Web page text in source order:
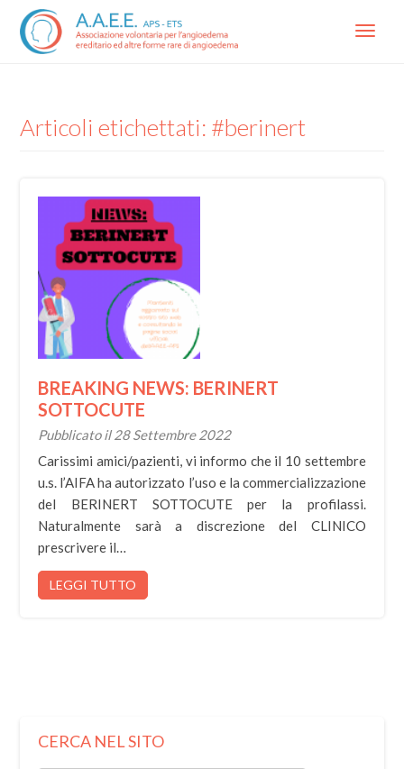
Menu
Articoli etichettati: #berinert
BREAKING NEWS: BERINERT
SOTTOCUTE
Pubblicato il 28 Settembre 2022
Carissimi amici/pazienti, vi informo che il 10 settembre
u.s. l’AIFA ha autorizzato l’uso e la commercializzazione
del BERINERT SOTTOCUTE per la profilassi.
Naturalmente sarà a discrezione del CLINICO
prescrivere il…
LEGGI TUTTO
CERCA NEL SITO